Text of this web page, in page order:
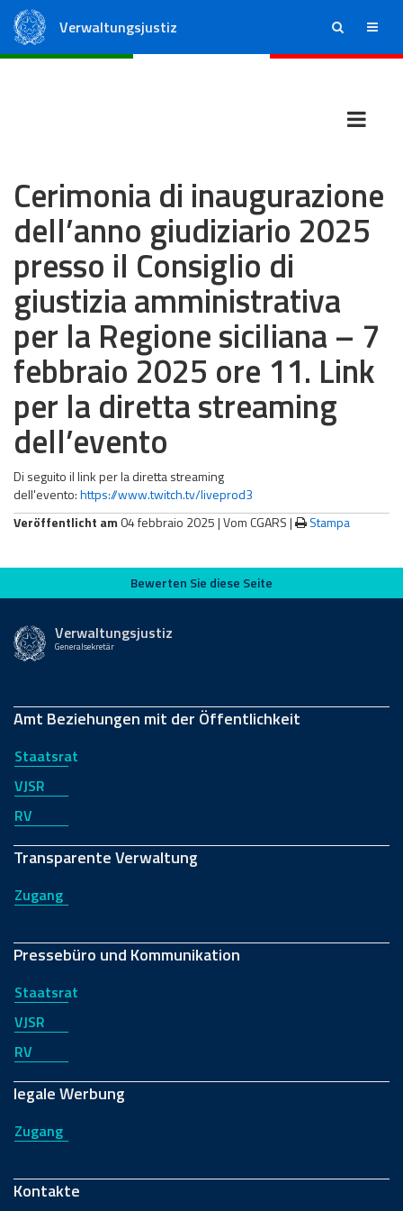
Verwaltungsjustiz ricerca menu
Cerimonia di inaugurazione
dell’anno giudiziario 2025
presso il Consiglio di
giustizia amministrativa
per la Regione siciliana – 7
febbraio 2025 ore 11. Link
per la diretta streaming
dell’evento
Di seguito il link per la diretta streaming
dell'evento:https://www.twitch.tv/liveprod3
Veröffentlicht am 04 febbraio 2025 |Vom CGARS| Stampa
Bewerten Sie diese Seite
Bewerten Sie diese Seite
Verwaltungsjustiz
Generalsekretär
Amt Beziehungen mit der Öffentlichkeit
Staatsrat
VJSR
RV
Transparente Verwaltung
Zugang
Pressebüro und Kommunikation
Staatsrat
VJSR
RV
legale Werbung
Zugang
Kontakte